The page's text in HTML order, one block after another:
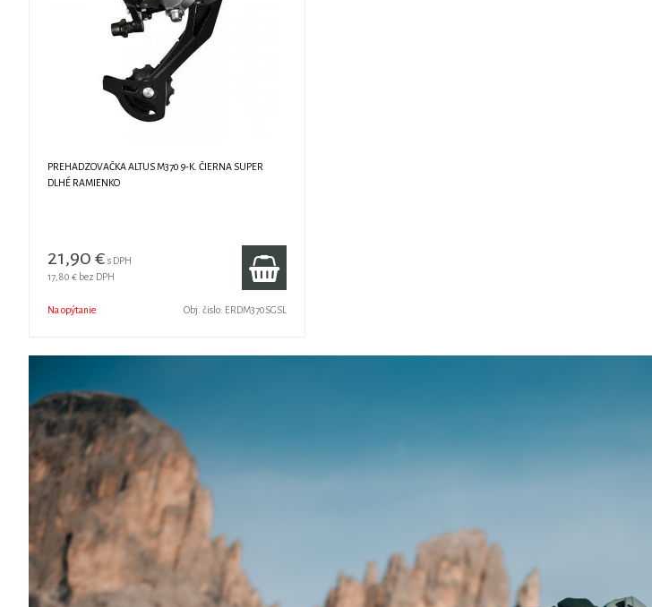
PREHADZOVAČKA ALTUS M370 9-K. ČIERNA SUPER
DLHÉ RAMIENKO
21,90 € s DPH
17,80 € bez DPH
Na opýtanie Obj. čislo: ERDM370SGSL